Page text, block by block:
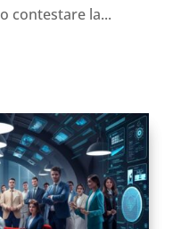
contestare la...